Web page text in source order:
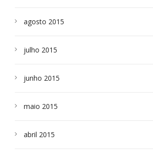
agosto 2015
julho 2015
junho 2015
maio 2015
abril 2015